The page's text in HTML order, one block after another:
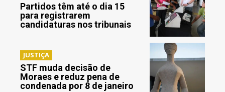
Partidos têm até o dia 15
para registrarem
candidaturas nos tribunais
JUSTIÇA
STF muda decisão de
Moraes e reduz pena de
condenada por 8 de janeiro